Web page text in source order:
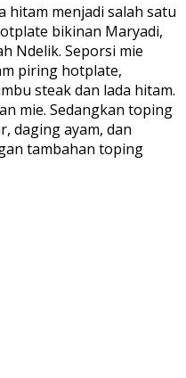
hitam menjadi salah satu
bikinan Maryadi,
Ndelik. Seporsi mie
piring hotplate,
steak dan lada hitam.
mie. Sedangkan toping
daging ayam, dan
tambahan toping